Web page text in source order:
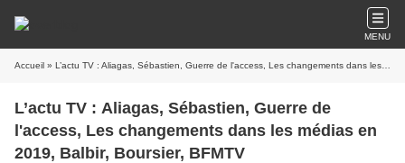
MENU
Accueil » L’actu TV : Aliagas, Sébastien, Guerre de l'access, Les changements dans les médias en 2019, Balbir, Boursier, BFMTV
L’actu TV : Aliagas, Sébastien, Guerre de
l'access, Les changements dans les médias en
2019, Balbir, Boursier, BFMTV